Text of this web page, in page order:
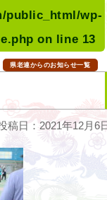
public_html/wp-
on line 13
県老連からのお知らせ一覧
稿日：2021年12月6